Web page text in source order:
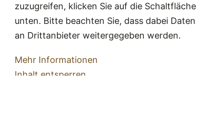
zuzugreifen, klicken Sie auf die Schaltfläche
unten. Bitte beachten Sie, dass dabei Daten
an Drittanbieter weitergegeben werden.
Mehr Informationen
Inhalt entsperren